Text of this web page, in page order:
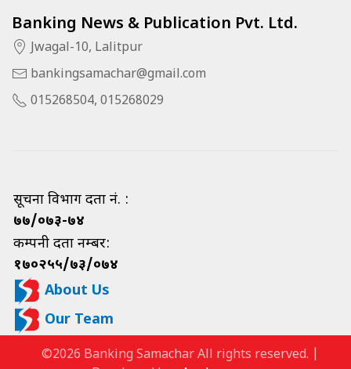
Banking News & Publication Pvt. Ltd.
Jwagal-10, Lalitpur
bankingsamachar@gmail.com
015268504, 015268029
सूचना विभाग दर्ता नं. :
७७/०७३-७४
कम्पनी दर्ता नम्बर:
१७०२५५/७३/०७४
About Us
Our Team
©2026 Banking Samachar All rights reserved. |